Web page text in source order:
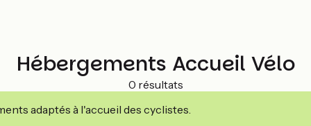
Hébergements Accueil Vélo
0 résultats
adaptés à l'accueil des cyclistes.